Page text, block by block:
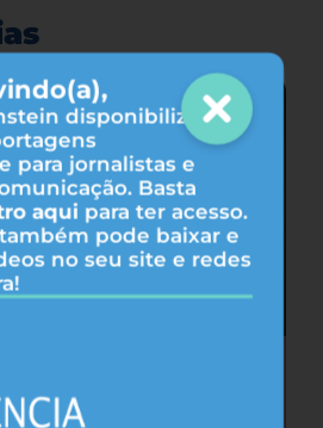
disponibiliza
para jornalistas e
Basta
aqui para ter acesso.
pode baixar e
no seu site e redes
na memória após
sugere estudo